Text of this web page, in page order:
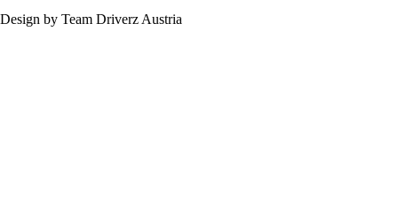
Design by Team Driverz Austria